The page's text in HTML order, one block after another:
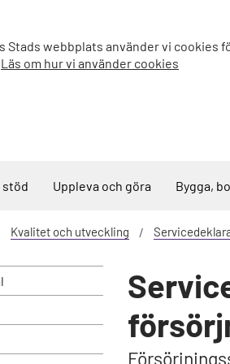
Stads webbplats använder vi cookies
Läs om hur vi använder cookies
stöd Uppleva och göra Bygga,
Kvalitet och utveckling